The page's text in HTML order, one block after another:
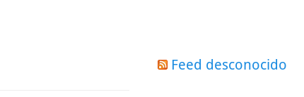
Feed desconocido